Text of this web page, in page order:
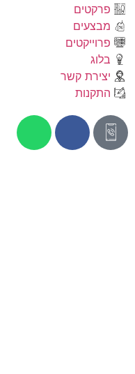
פרקטים
מבצעים
פרוייקטים
בלוג
יצירת קשר
התקנות